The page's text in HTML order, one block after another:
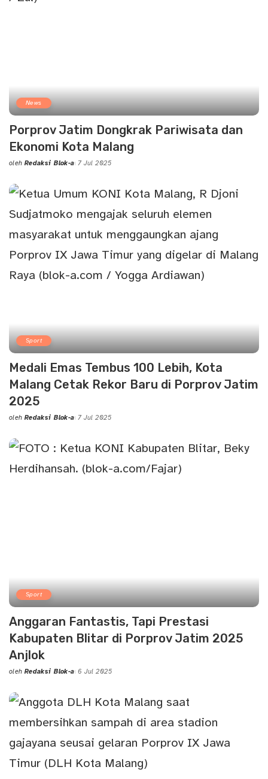
News
Porprov Jatim Dongkrak Pariwisata dan
Ekonomi Kota Malang
Posted
oleh Redaksi Blok-a 7 Jul 2025
Sport
Medali Emas Tembus 100 Lebih, Kota
Malang Cetak Rekor Baru di Porprov Jatim
2025
Posted
oleh Redaksi Blok-a 7 Jul 2025
Sport
Anggaran Fantastis, Tapi Prestasi
Kabupaten Blitar di Porprov Jatim 2025
Anjlok
Posted
oleh Redaksi Blok-a 6 Jul 2025